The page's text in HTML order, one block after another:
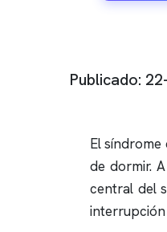
Publicado:
El
de dormir.
central del
interrupción